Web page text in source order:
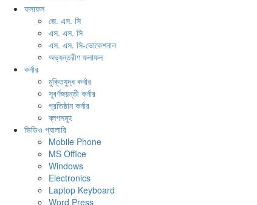
ফলাফল
জে. এস. সি
এস. এস. সি
এস. এস. সি-ভোকেশনাল
অভ্যন্তরীণ ফলাফল
কর্নার
মুক্তিযুদ্ধ কর্নার
সূবর্ণজয়ন্তী কর্নার
প্রতিষ্ঠান কর্নার
ব্লগসমূহ
ভিডিও গ্যালারি
Mobile Phone
MS Office
Windows
Electronics
Laptop Keyboard
Word Press